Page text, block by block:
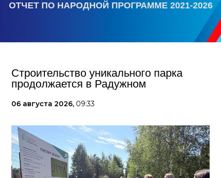
ОТЧЕТ ПО НАРОДНОЙ ПРОГРАММЕ 2021-2026
Строительство уникального парка
продолжается в Радужном
06 августа 2026, 09:33